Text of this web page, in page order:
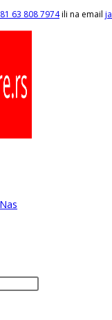
63 808 7974ili na email